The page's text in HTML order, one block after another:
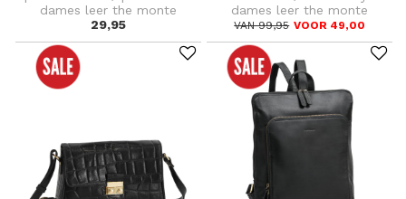
dames leer the monte
29,95
dames leer the monte
VAN 99,95 VOOR 49,00